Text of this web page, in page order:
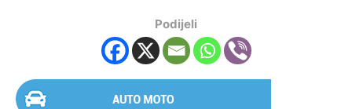
Podijeli